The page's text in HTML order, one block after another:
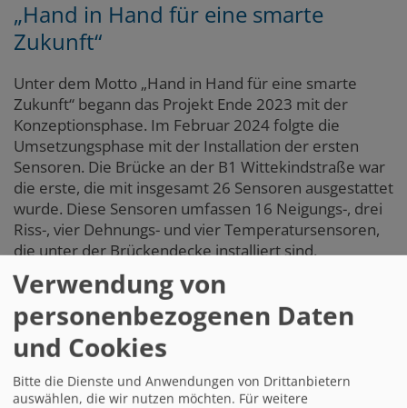
„Hand in Hand für eine smarte
Zukunft“
Unter dem Motto „Hand in Hand für eine smarte
Zukunft“ begann das Projekt Ende 2023 mit der
Konzeptionsphase. Im Februar 2024 folgte die
Umsetzungsphase mit der Installation der ersten
Sensoren. Die Brücke an der B1 Wittekindstraße war
die erste, die mit insgesamt 26 Sensoren ausgestattet
wurde. Diese Sensoren umfassen 16 Neigungs-, drei
Riss-, vier Dehnungs- und vier Temperatursensoren,
die unter der Brückendecke installiert sind.
Verwendung von
personenbezogenen Daten
und Cookies
Bitte die Dienste und Anwendungen von Drittanbietern
auswählen, die wir nutzen möchten. Für weitere